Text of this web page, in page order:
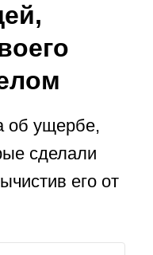
об ущербе,
сделали
его от